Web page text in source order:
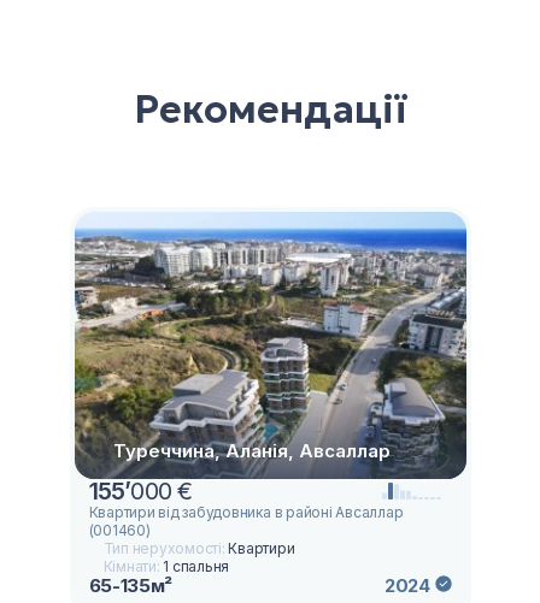
Рекомендації
Туреччина, Аланія, Авсаллар
155’000 €
Квартири від забудовника в районі Авсаллар
(001460)
Тип нерухомості:Квартири
Кімнати: 1 спальня
65-135м² 2024